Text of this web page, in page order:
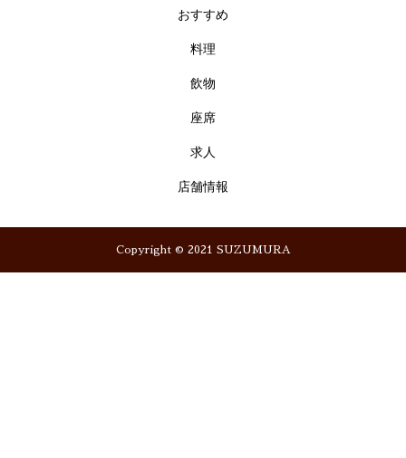
おすすめ
料理
飲物
座席
求人
店舗情報
Copyright © 2021 SUZUMURA